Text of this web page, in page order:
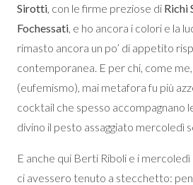
Sirotti , con le firme preziose di Richi
Fochessati , e ho ancora i colori e la
rimasto ancora un po’ di appetito
contemporanea. E per chi, come
(eufemismo), mai metafora fu più
cocktail che spesso accompagnano
divino il pesto assaggiato mercoledì
E anche qui Berti Riboli e i
ci avessero tenuto a stecchetto: